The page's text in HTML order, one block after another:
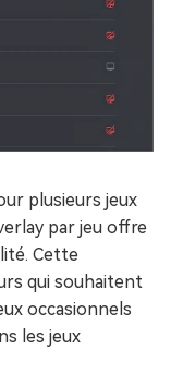
plusieurs jeux
par jeu offre
Cette
qui souhaitent
occasionnels
les jeux